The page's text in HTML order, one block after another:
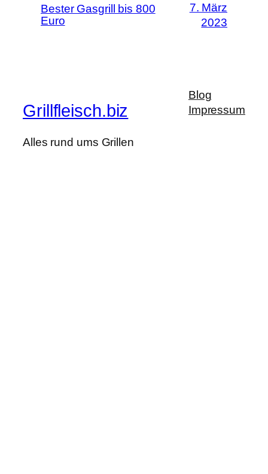
Bester Gasgrill bis 800
Euro
7. März
2023
Grillfleisch.biz
Alles rund ums Grillen
Blog
Impressum